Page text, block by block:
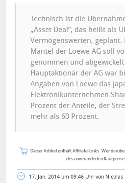
Technisch ist die
„Asset Deal“, das heißt als
Vermögenswerten, geplant.
Mantel der Loewe AG soll
genommen und
Hauptaktionär der AG war
Angaben von Loewe das
Elektronikunternehmen
Prozent der Anteile, der
mehr als 60 Prozent.
Dieser Artikel enthält Affiliate-Links. Wer
des unveränderten
17. Jan. 2014 um 09:46 Uhr von Nicolas